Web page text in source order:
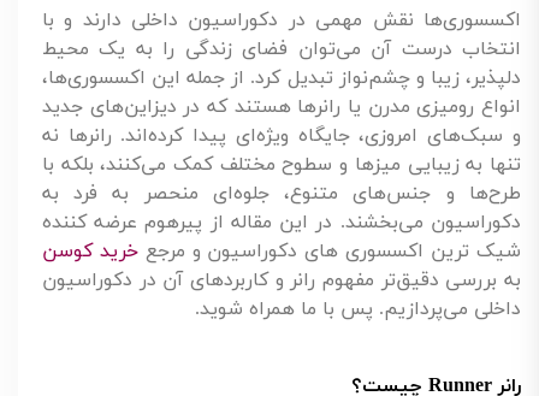
اکسسوری‌ها نقش مهمی در دکوراسیون داخلی دارند و با
انتخاب درست آن‌ می‌توان فضای زندگی را به یک محیط
دلپذیر، زیبا و چشم‌نواز تبدیل کرد. از جمله این اکسسوری‌ها،
انواع رومیزی مدرن یا رانرها هستند که در دیزاین‌های جدید
و سبک‌های امروزی، جایگاه ویژه‌ای پیدا کرده‌اند. رانرها نه
تنها به زیبایی میزها و سطوح مختلف کمک می‌کنند، بلکه با
طرح‌ها و جنس‌های متنوع، جلوه‌ای منحصر به فرد به
دکوراسیون می‌بخشند. در این مقاله از پیرهوم عرضه کننده
شیک ترین اکسسوری های دکوراسیون و مرجعخرید کوسن
به بررسی دقیق‌تر مفهوم رانر و کاربردهای آن در دکوراسیون
داخلی می‌پردازیم. پس با ما همراه شوید.
رانر Runner چیست؟